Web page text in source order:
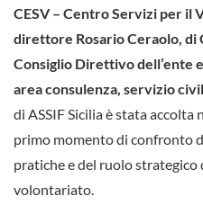
CESV – Centro Servizi per il
direttore Rosario Ceraolo, di
Consiglio Direttivo dell’ente
area consulenza, servizio
di ASSIF Sicilia è stata accolta
primo momento di confronto
pratiche e del ruolo
volontariato.